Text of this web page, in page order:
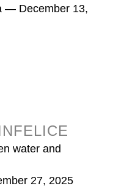
— December 13,
water and
27, 2025